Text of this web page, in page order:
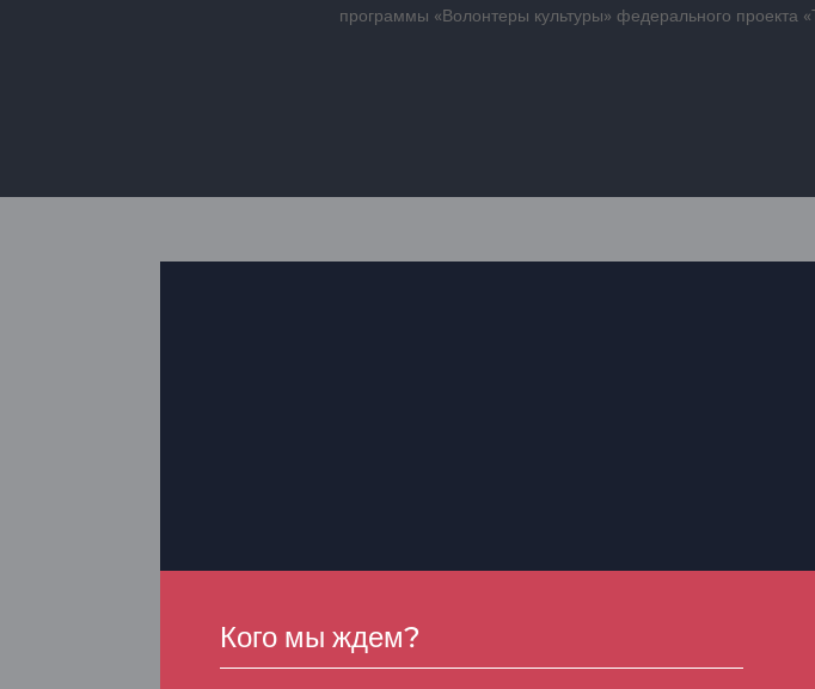
программы «Волонтеры культуры» федерального проекта
Кого мы ждем?